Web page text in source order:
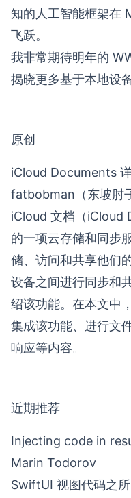
知的人工智能框架在
飞跃。
我非常期待明年的
揭晓更多基于本地设
原创
iCloud Documents
fatbobman（东坡肘
iCloud 文档（iCloud
的一项云存储和同步
储、访问和共享他们
设备之间进行同步和
绍该功能。在本文中
集成该功能、进行文
响应等内容。
近期推荐
Injecting code in
Marin Todorov
SwiftUI 视图代码之